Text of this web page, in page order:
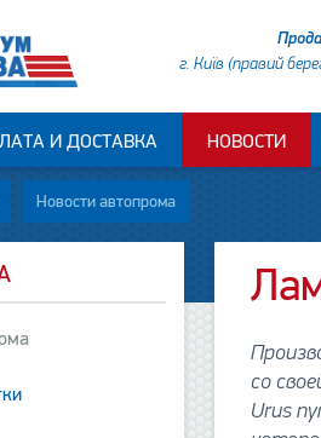
г. Київ (правий
И ДОСТАВКА НОВОСТИ
Новости автопрома
со
Urus